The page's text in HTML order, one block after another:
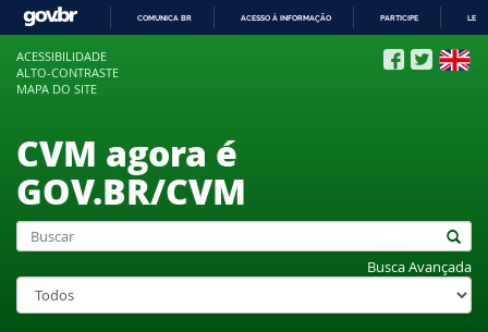
COMUNICA BR ACESSO À INFORMAÇÃO PARTICIPE
ACESSIBILIDADE
ALTO-CONTRASTE
MAPA DO SITE
CVM agora é
GOV.BR/CVM
Busca Avançada